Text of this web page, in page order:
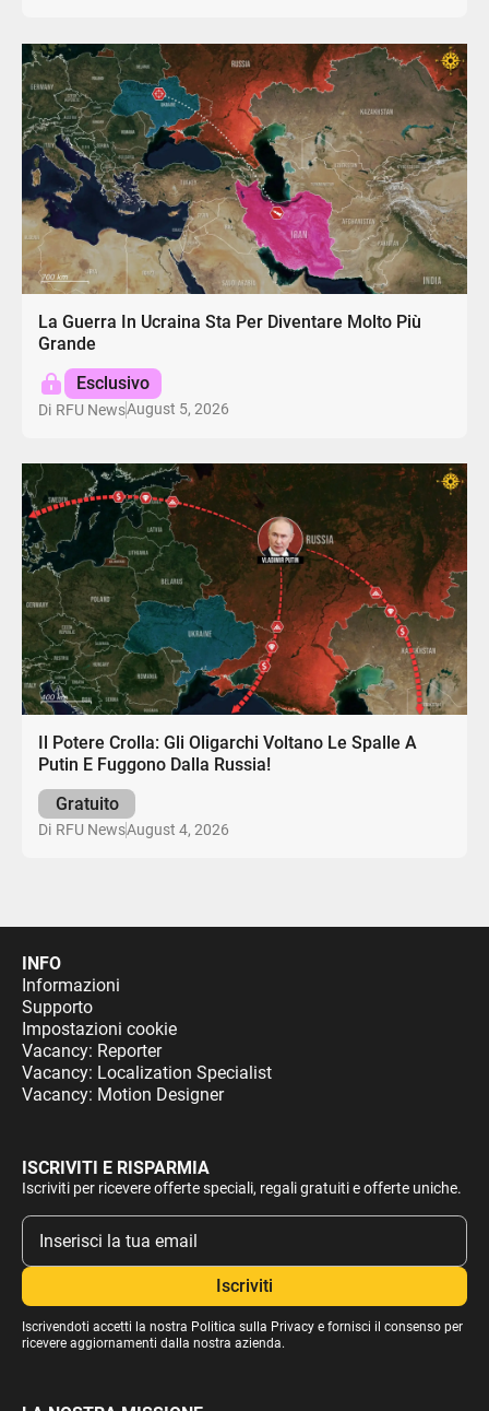
La Guerra In Ucraina Sta Per Diventare Molto Più
Grande
Esclusivo
Di RFU NewsAugust 5, 2026
Il Potere Crolla: Gli Oligarchi Voltano Le Spalle A
Putin E Fuggono Dalla Russia!
Gratuito
Di RFU NewsAugust 4, 2026
INFO
Informazioni
Supporto
Impostazioni cookie
Vacancy: Reporter
Vacancy: Localization Specialist
Vacancy: Motion Designer
ISCRIVITI E RISPARMIA
Iscriviti per ricevere offerte speciali, regali gratuiti e offerte uniche.
Iscrivendoti accetti la nostra Politica sulla Privacye fornisci il consenso per
ricevere aggiornamenti dalla nostra azienda.